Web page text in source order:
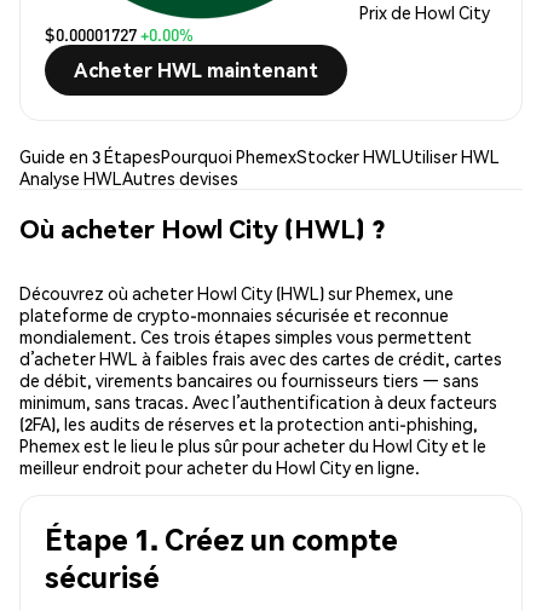
Prix de Howl City
$0.00001727+0.00%
Acheter HWL maintenant
Guide en 3 ÉtapesPourquoi PhemexStocker HWLUtiliser HWL
Analyse HWLAutres devises
Où acheter Howl City (HWL) ?
Découvrez où acheter Howl City (HWL) sur Phemex, une
plateforme de crypto-monnaies sécurisée et reconnue
mondialement. Ces trois étapes simples vous permettent
d’acheter HWL à faibles frais avec des cartes de crédit, cartes
de débit, virements bancaires ou fournisseurs tiers — sans
minimum, sans tracas. Avec l’authentification à deux facteurs
(2FA), les audits de réserves et la protection anti-phishing,
Phemex est le lieu le plus sûr pour acheter du Howl City et le
meilleur endroit pour acheter du Howl City en ligne.
Étape 1. Créez un compte
sécurisé